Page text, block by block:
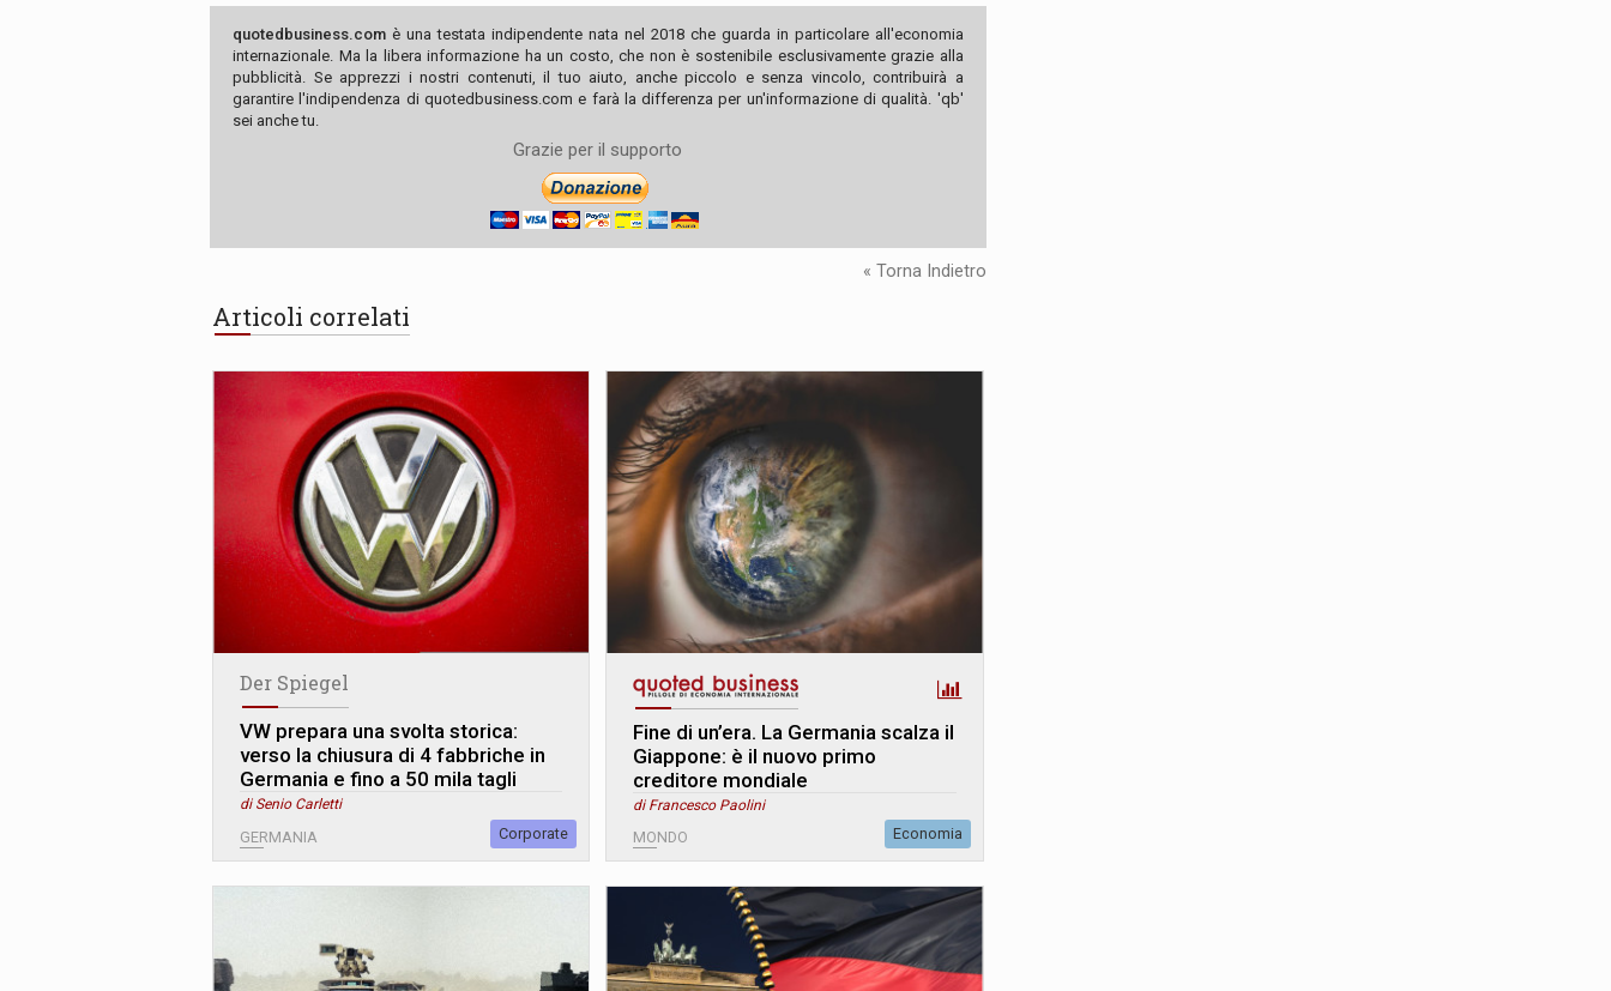
quotedbusiness.com è una testata indipendente nata nel 2018 che guarda in particolare all'economia
internazionale. Ma la libera informazione ha un costo, che non è sostenibile esclusivamente grazie alla
pubblicità. Se apprezzi i nostri contenuti, il tuo aiuto, anche piccolo e senza vincolo, contribuirà a
garantire l'indipendenza di quotedbusiness.com e farà la differenza per un'informazione di qualità. 'qb'
sei anche tu.
Grazie per il supporto
« Torna Indietro
Articoli correlati
Der Spiegel
VW prepara una svolta storica:
verso la chiusura di 4 fabbriche in
Germania e fino a 50 mila tagli
di Senio Carletti
GERMANIA Corporate
Fine di un’era. La Germania scalza il
Giappone: è il nuovo primo
creditore mondiale
di Francesco Paolini
MONDO Economia